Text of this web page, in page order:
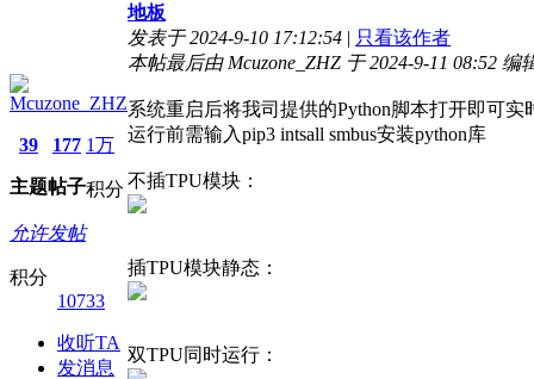
Mcuzone_ZHZ
39
主题
177
帖子
1万
积分
允许发帖
积分
10733
收听TA
发消息
地板
发表于 2024-9-10 17:12:54 | 只看该作者
本帖最后由 Mcuzone_ZHZ 于 2024-9-11 08:52 编
系统重启后将我司提供的Python脚本打开即可实
运行前需输入pip3 intsall smbus安装python库
不插TPU模块：
插TPU模块静态：
双TPU同时运行：